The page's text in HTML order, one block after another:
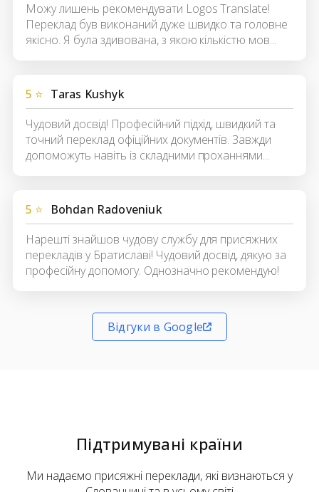
Можу лишень рекомендувати Logos Translate!
Переклад був виконаний дуже швидко та головне
якісно. Я була здивована, з якою кількістю мов...
5 ⭐ Taras Kushyk
Чудовий досвід! Професійний підхід, швидкий та
точний переклад офіційних документів. Завжди
допоможуть навіть із складними проханнями...
5 ⭐
Bohdan Radoveniuk
Нарешті знайшов чудову службу для присяжних
перекладів у Братиславі! Чудовий досвід, дякую за
професійну допомогу. Однозначно рекомендую!
Відгуки в Google
Підтримувані країни
Ми надаємо присяжні переклади, які визнаються у